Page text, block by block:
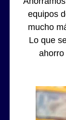
equipos
mucho
Lo que